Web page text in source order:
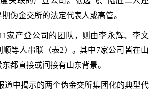
伪金交所的法定代表人或高管。
家产登公司的团队，则由李永辉、李文
顺等人串联（表2）。其中7家公司皆在山
都直接或间接有山东背景。
道中揭示的两个伪金交所集团化的典型代